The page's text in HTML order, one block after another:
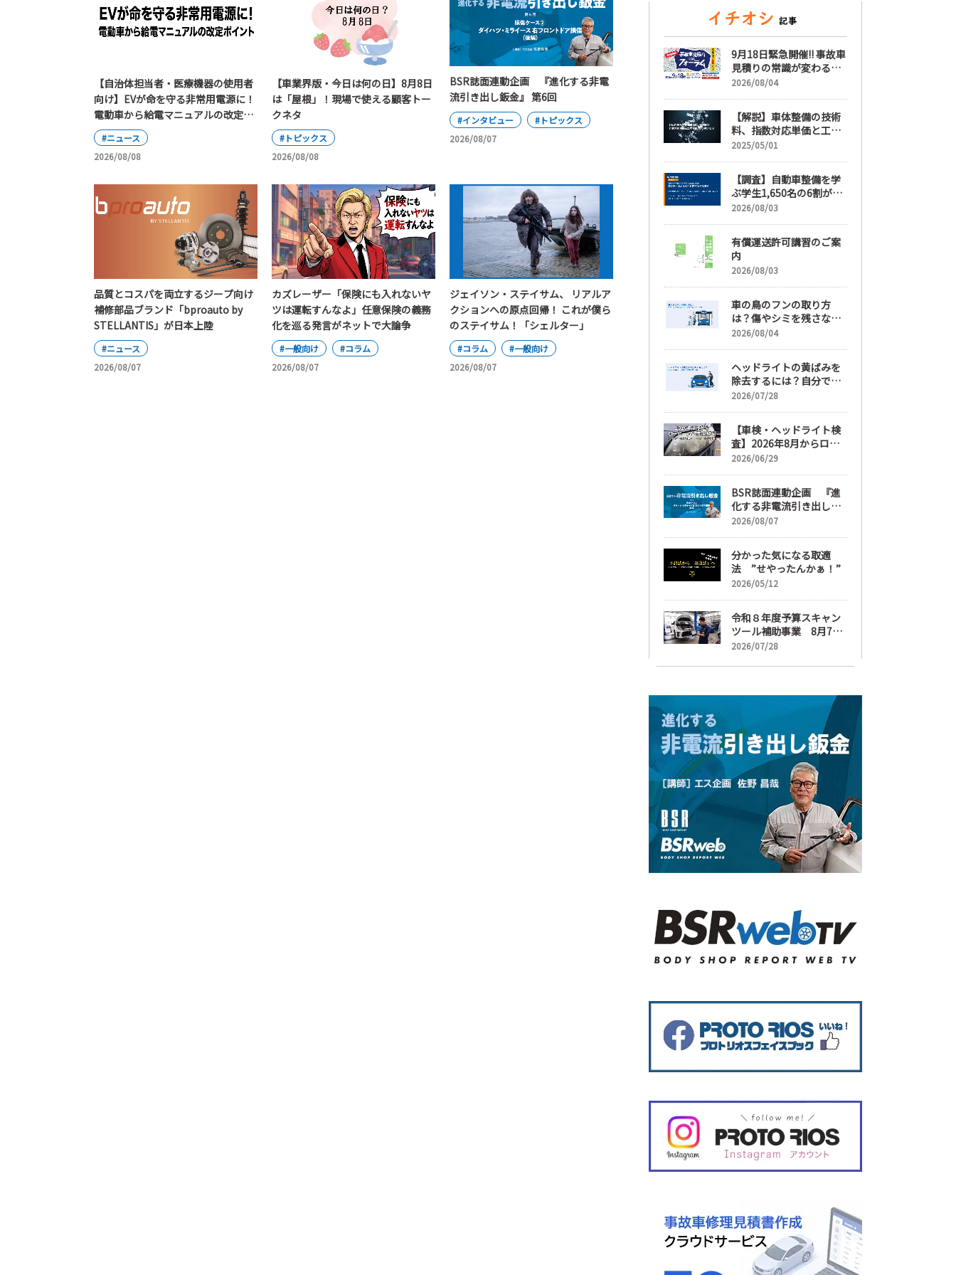
【自治体担当者・医療機器の使用者
向け】EVが命を守る非常用電源に！
電動車から給電マニュアルの改定ポ
イント
#ニュース
2026/08/08
【車業界版・今日は何の日】8月8日
は「屋根」！現場で使える顧客トー
クネタ
#トピックス
2026/08/08
BSR誌面連動企画 『進化する非電
流引き出し鈑金』 第6回
#インタビュー
#トピックス
2026/08/07
品質とコスパを両立するジープ向け
補修部品ブランド「bproauto by
STELLANTIS」が日本上陸
#ニュース
2026/08/07
カズレーザー「保険にも入れないヤ
ツは運転すんなよ」任意保険の義務
化を巡る発言がネットで大論争
#一般向け
#コラム
2026/08/07
ジェイソン・ステイサム、 リアルア
クションへの原点回帰！ これが僕ら
のステイサム！「シェルター」
#コラム
#一般向け
2026/08/07
9月18日緊急開催!! 事故車
見積りの常識が変わる
「事故車見積りフォーラ
2026/08/04
【解説】車体整備の技術
料、指数対応単価と工賃
単価、その違いとは
2025/05/01
【調査】自動車整備を学
ぶ学生1,650名の6割が就
職先選びで「給与」を最
日以上」希望も66.3%
2026/08/03
有償運送許可講習のご案
内
2026/08/03
車の鳥のフンの取り方
は？傷やシミを残さない
正しい落とし方と予防策
2026/08/04
ヘッドライトの黄ばみを
除去するには？自分で綺
麗にする手順と業者費用
2026/07/28
【車検・ヘッドライト検
査】2026年8月からロー
ビームへ完全移行、ヘッ
ーティングも重要に
2026/06/29
BSR誌面連動企画 『進
化する非電流引き出し鈑
金』 第6回
2026/08/07
分かった気になる取適
法 ”せやったんかぁ！”
2026/05/12
令和８年度予算スキャン
ツール補助事業 8月7日
受け付け開始
2026/07/28